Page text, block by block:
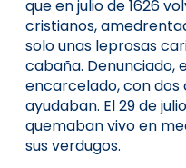
que en julio de 1626
cristianos,
solo unas leprosas
cabaña. Denunciado,
encarcelado, con dos
ayudaban. El 29 de
quemaban vivo en
sus verdugos.